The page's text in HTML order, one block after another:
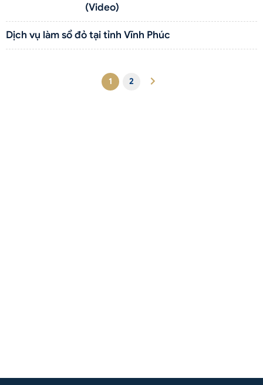
(Video)
Dịch vụ làm sổ đỏ tại tỉnh Vĩnh Phúc
1 2